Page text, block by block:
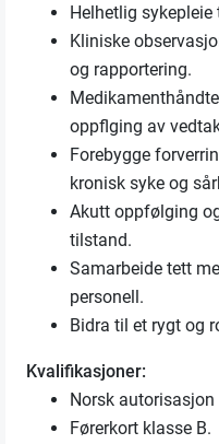
Helhetlig
Kliniske
og rapportering.
oppflging av
Forebygge
kronisk syke og
Akutt oppfølging
tilstand.
Samarbeide tett
personell.
Bidra til et rygt og
Kvalifikasjoner:
Norsk autorisasjon
Førerkort klasse B.